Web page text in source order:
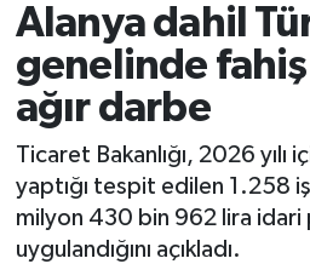
Alanya dahil
genelinde
ağır darbe
Ticaret Bakanlığı, 2026 yılı
yaptığı tespit edilen 1.258
milyon 430 bin 962 lira idari
uygulandığını açıkladı.
Resmi İlanlar
Alanyaspor
Turizm
E-Gazete
Süper Lig Puan Durumu
Tüm Manşetler
Son Dakika Haberleri
Haber Arşivi